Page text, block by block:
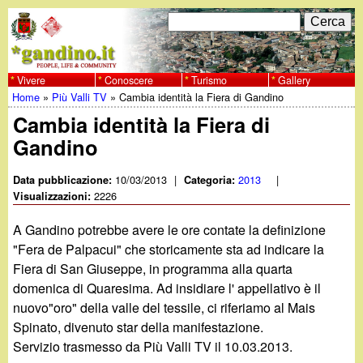
al
contenuto
principale
w
w
w
.
g
a
n
F
o
r
m
i
r
i
c
e
r
C
e
r
c
a
Vivere Conoscere Turismo Gallery
Tu
sei
qui
Home » Più Valli TV »Cambia identità la Fiera di Gandino
Cambia identità la Fiera di
Gandino
Data pubblicazione: 10/03/2013 | Categoria:2013 |
Visualizzazioni:2226
A Gandino potrebbe avere le ore contate la definizione
"Fera de Palpacui" che storicamente sta ad indicare la
Fiera di San Giuseppe, in programma alla quarta
domenica di Quaresima. Ad insidiare l' appellativo è il
nuovo"oro" della valle del tessile, ci riferiamo al Mais
Spinato, divenuto star della manifestazione.
Servizio trasmesso da Più Valli TV il 10.03.2013.